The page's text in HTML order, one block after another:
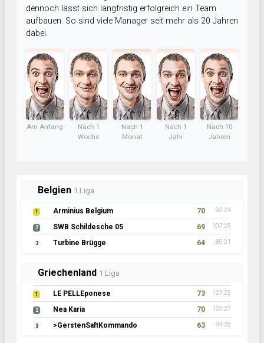
dennoch lässt sich langfristig erfolgreich ein Team
aufbauen. So sind viele Manager seit mehr als 20 Jahren
dabei.
Am Anfang
Nach 1
Woche
Nach 1
Monat
Nach 1
Jahr
Nach 10
Jahren
Belgien 1.Liga
1 Arminius Belgium 70 92:24
2 SWB Schildesche 05 69 107:25
3 Turbine Brügge 64 80:21
Griechenland 1.Liga
1 LE PELLEponese 73 127:22
2 Nea Karia 70 123:27
3 >GerstenSaftKommando 63 94:28